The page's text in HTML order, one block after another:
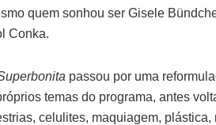
quem sonhou ser Gisele
Conka.
passou por uma
temas do programa, antes
celulites, maquiagem,